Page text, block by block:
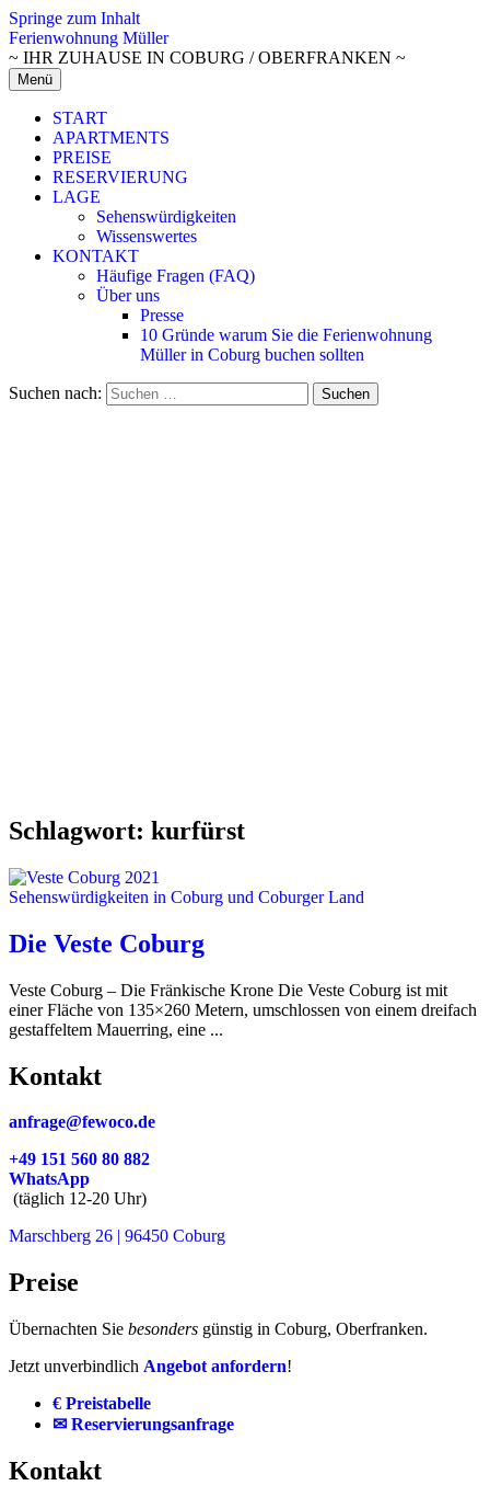
Springe zum Inhalt
Ferienwohnung Müller
~ IHR ZUHAUSE IN COBURG / OBERFRANKEN ~
Menü
START
APARTMENTS
PREISE
RESERVIERUNG
LAGE
Sehenswürdigkeiten
Wissenswertes
KONTAKT
Häufige Fragen (FAQ)
Über uns
Presse
10 Gründe warum Sie die Ferienwohnung
Müller in Coburg buchen sollten
Suchen nach:
Schlagwort: kurfürst
Sehenswürdigkeiten in Coburg und Coburger Land
Die Veste Coburg
Veste Coburg – Die Fränkische Krone Die Veste Coburg ist mit
einer Fläche von 135×260 Metern, umschlossen von einem dreifach
gestaffeltem Mauerring, eine ...
Kontakt
anfrage@fewoco.de
+49 151 560 80 882
WhatsApp
(täglich 12-20 Uhr)
Marschberg 26 | 96450 Coburg
Preise
Übernachten Sie besonders günstig in Coburg, Oberfranken.
Jetzt unverbindlich Angebot anfordern!
€ Preistabelle
✉ Reservierungsanfrage
Kontakt